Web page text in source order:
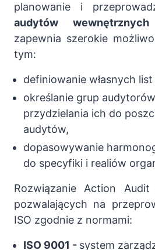
planowanie i
audytów
zapewnia szerokie
tym:
definiowanie własnych
określanie grup
przydzielania ich do
audytów,
dopasowywanie
do specyfiki i realiów
Rozwiązanie Action
pozwalających na
ISO zgodnie z normami:
ISO 9001 - system